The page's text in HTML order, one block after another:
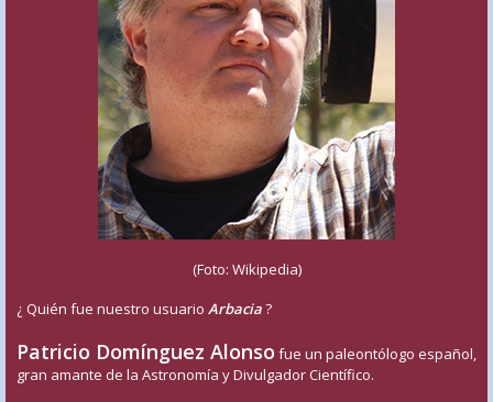
(Foto: Wikipedia)
¿ Quién fue nuestro usuario Arbacia?
Patricio Domínguez Alonso fue un paleontólogo español,
gran amante de la Astronomía y Divulgador Científico.